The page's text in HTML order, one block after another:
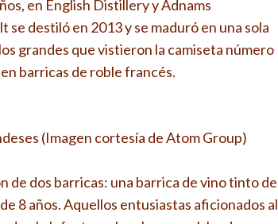
en English Distillery y Adnams
destiló en 2013 y se maduró en una sola
grandes que vistieron la camiseta número
barricas de roble francés.
(Imagen cortesía de Atom Group)
de dos barricas: una barrica de vino tinto de
8 años. Aquellos entusiastas aficionados al